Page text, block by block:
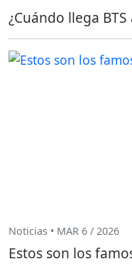
¿Cuándo llega
Noticias • MAR 6 / 2026
Estos son los